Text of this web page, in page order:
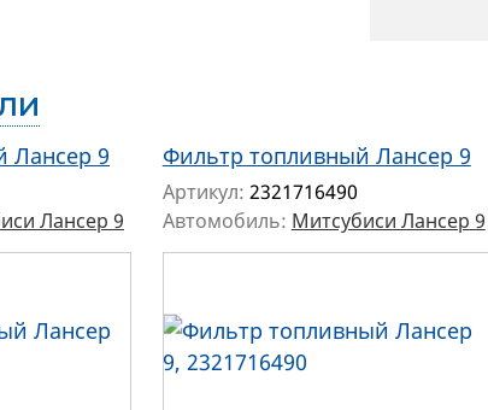
Лансер 9
Лансер 9
Фильтр топливный Лансер 9
Артикул: 2321716490
Автомобиль: Митсубиси Лансер 9